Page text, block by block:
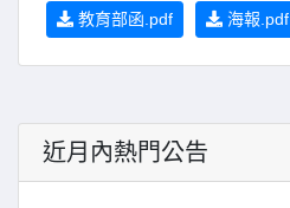
教育部函.pdf 海報.pdf
近月內熱門公告